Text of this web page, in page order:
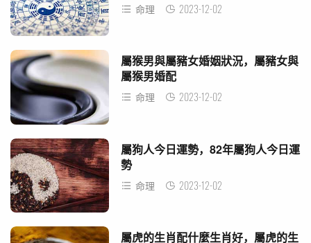
命理 2023-12-02
屬猴男與屬豬女婚姻狀況，屬豬女與
屬猴男婚配
命理 2023-12-02
屬狗人今日運勢，82年屬狗人今日運
勢
命理 2023-12-02
屬虎的生肖配什麼生肖好，屬虎的生